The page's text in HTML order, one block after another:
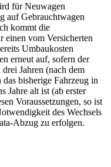
für Neuwagen
auf Gebrauchtwagen
kommt die
einen vom Versicherten
Umbaukosten
erneut auf, sofern der
Jahren (nach dem
bisherige Fahrzeug in
Jahre alt ist (ab erster
Voraussetzungen, so ist
des Wechsels
Abzug zu erfolgen.